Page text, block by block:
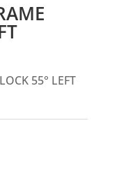
55° LEFT